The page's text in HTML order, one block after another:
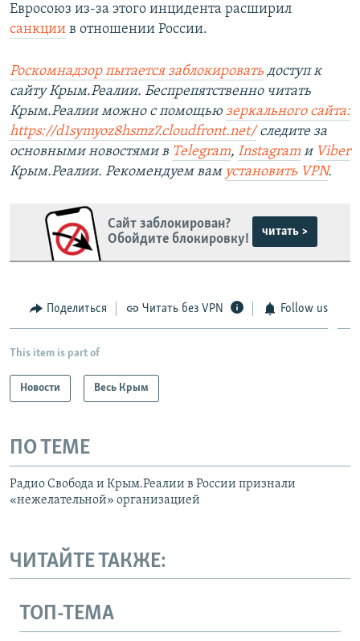
Евросоюз из-за этого инцидента расширил
санкции в отношении России.
Роскомнадзор пытается заблокировать доступ к
сайту Крым.Реалии. Беспрепятственно читать
Крым.Реалии можно с помощью зеркального сайта:
https://d1symyoz8hsmz7.cloudfront.net/следите за
основными новостями в Telegram, Instagram и Viber
Крым.Реалии. Рекомендуем вам установить VPN.
Сайт заблокирован?
Обойдите блокировку!
читать >
Поделиться Читать без VPN Follow us
This item is part of
Новости Весь Крым
ПО ТЕМЕ
Радио Свобода и Крым.Реалии в России признали
«нежелательной» организацией
ЧИТАЙТЕ ТАКЖЕ:
ТОП-ТЕМА